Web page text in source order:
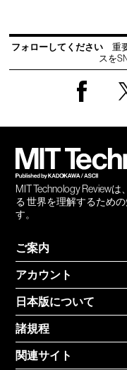
フォローしてください
重
スを
MIT Technology Review
る 世界を理解するため
す。
ご案内
アカウント
日本版について
諸規程
関連サイト